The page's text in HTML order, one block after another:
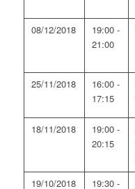
08/12/2018
19:00 -
21:00
25/11/2018
16:00 -
17:15
18/11/2018
19:00 -
20:15
19/10/2018
19:30 -